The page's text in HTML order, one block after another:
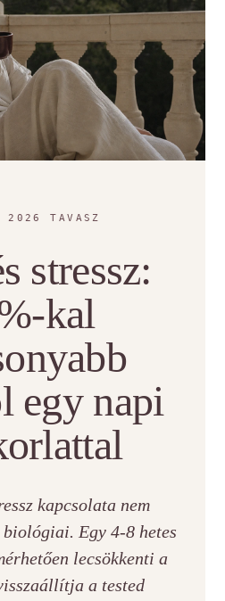
2026 TAVASZ
stressz:
kal
egy napi
kapcsolata nem
Egy 4-8 hetes
lecsökkenti a
a tested